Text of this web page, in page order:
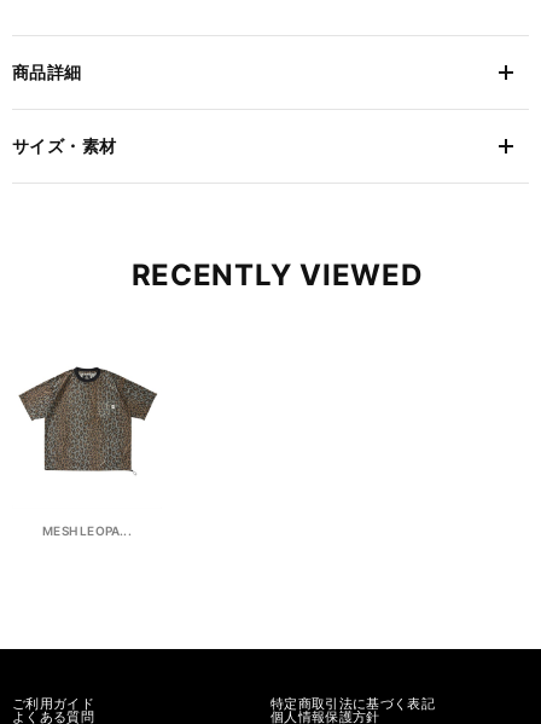
商品詳細
サイズ・素材
RECENTLY VIEWED
MESH LEOPA...
ご利用ガイド
よくある質問
特定商取引法に基づく表記
個人情報保護方針